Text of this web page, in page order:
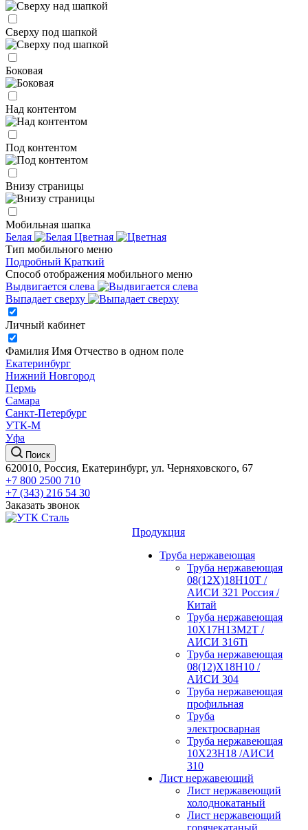
Сверху под шапкой
Боковая
Над контентом
Под контентом
Внизу страницы
Мобильная шапка
Белая
Цветная
Тип мобильного меню
Подробный Краткий
Способ отображения мобильного меню
Выдвигается слева
Выпадает сверху
Личный кабинет
Фамилия Имя Отчество в одном поле
Екатеринбург
Нижний Новгород
Пермь
Самара
Санкт-Петербург
УТК-М
Уфа
Поиск
620010, Россия, Екатеринбург, ул. Черняховского, 67
+7 800 2500 710
+7 (343) 216 54 30
Заказать звонок
Продукция
Труба нержавеющая
Труба нержавеющая
08(12Х)18Н10Т /
АИСИ 321 Россия /
Китай
Труба нержавеющая
10Х17Н13М2Т /
АИСИ 316Ti
Труба нержавеющая
08(12)Х18Н10 /
АИСИ 304
Труба нержавеющая
профильная
Труба
электросварная
Труба нержавеющая
10Х23Н18 /АИСИ
310
Лист нержавеющий
Лист нержавеющий
холоднокатаный
Лист нержавеющий
горячекатаный